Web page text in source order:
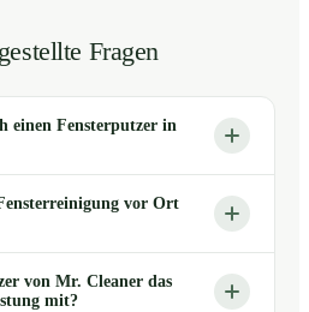
Fragen
einen Fensterputzer in
vor Ort
von Mr. Cleaner das
mit?